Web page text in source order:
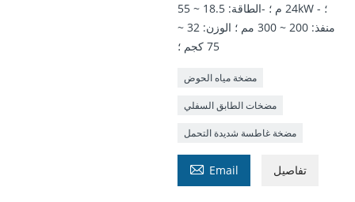
24 م ؛ -الطاقة: 18.5 ~ 55kW ؛ -
منفذ: 200 ~ 300 مم ؛ الوزن: 32 ~
75 كجم ؛
مضخة مياه الحوض
مضخات الطابق السفلي
مضخة غاطسة شديدة التحمل
 Email تفاصيل